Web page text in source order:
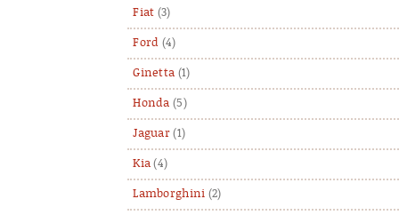
Fiat (3)
Ford (4)
Ginetta (1)
Honda (5)
Jaguar (1)
Kia (4)
Lamborghini (2)